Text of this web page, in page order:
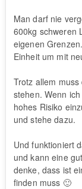
Man darf nie
600kg schweren
eigenen
Einheit um mit
Trotz allem
stehen. Wenn
hohes Risiko
und stehe dazu.
Und funktioniert
und kann eine
denke, dass ist
finden muss 🙂